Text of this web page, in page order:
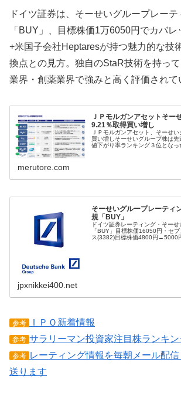
ドイツ証券は、そーせいグループレーテ
「BUY」、目標株価1万6050円でカバ
+米国子会社Heptaresが持つ魅力的な技
換点との見方。独自のStaR技術を持っ
業界・創薬業界で強みと高く評価されて
ＪＰモルガンアセットそー
9.21％取得買い増し
ＪＰモルガンアセット、そーせ
買い増しそーせいグループ株は
値下がり率ランキング３位とな
merutore.com
そーせいグループレーティ
規「BUY」
ドイツ証券レーティング・そー
「BUY」目標株価16050円・セ
ス(3382)目標株価4800円→5000
jpxnikkei400.net
参考 ＩＰＯ新着情報
参考 サラリーマン投資家注目株ランキン
参考 レーティング情報を毎朝メール配
送ります